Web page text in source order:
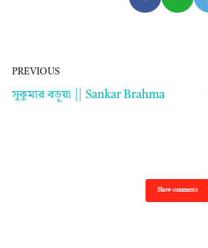
PREVIOUS
সুকুমার বড়ুয়া || Sankar Brahma
Show comments